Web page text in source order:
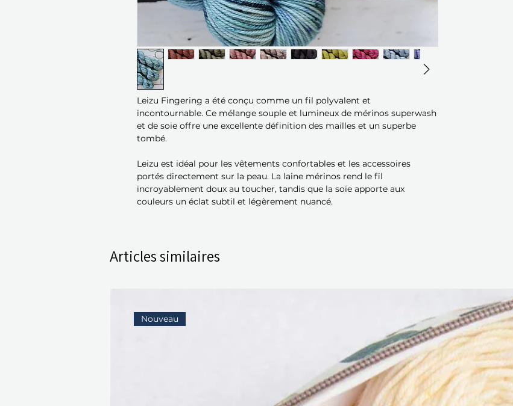
Leizu Fingering a été conçu comme un fil polyvalent et
incontournable. Ce mélange souple et lumineux de mérinos superwash
et de soie offre une excellente définition des mailles et un superbe
tombé.
Leizu est idéal pour les vêtements confortables et les accessoires
portés directement sur la peau. La laine mérinos rend le fil
incroyablement doux au toucher, tandis que la soie apporte aux
couleurs un éclat subtil et légèrement nuancé.
Articles similaires
Nouveau